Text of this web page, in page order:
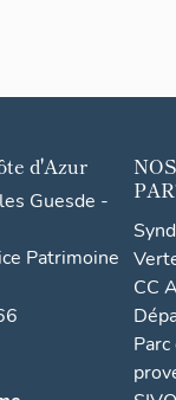
d'Azur
Guesde -
Patrimoine
CC